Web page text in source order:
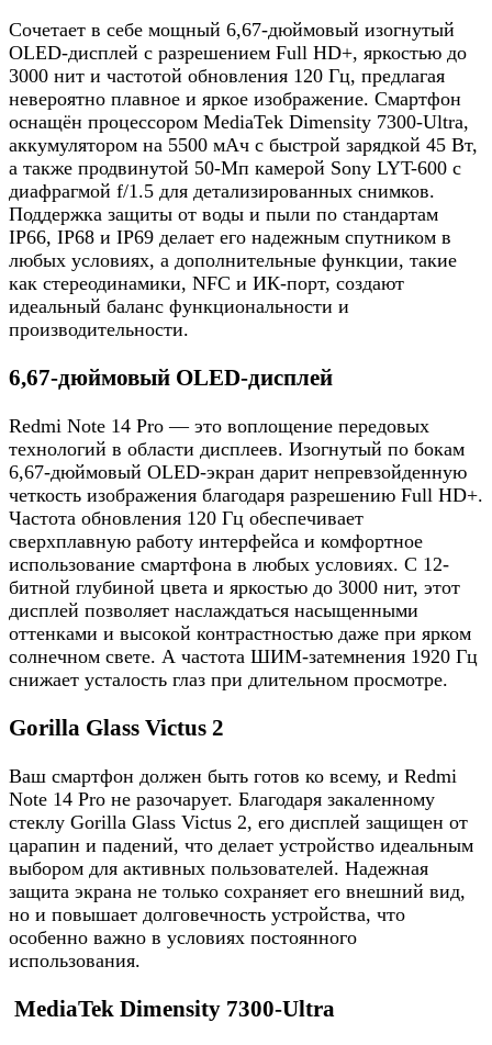
Сочетает в себе мощный 6,67-дюймовый изогнутый
OLED-дисплей с разрешением Full HD+, яркостью до
3000 нит и частотой обновления 120 Гц, предлагая
невероятно плавное и яркое изображение. Смартфон
оснащён процессором MediaTek Dimensity 7300-Ultra,
аккумулятором на 5500 мАч с быстрой зарядкой 45 Вт,
а также продвинутой 50-Мп камерой Sony LYT-600 с
диафрагмой f/1.5 для детализированных снимков.
Поддержка защиты от воды и пыли по стандартам
IP66, IP68 и IP69 делает его надежным спутником в
любых условиях, а дополнительные функции, такие
как стереодинамики, NFC и ИК-порт, создают
идеальный баланс функциональности и
производительности.
6,67-дюймовый OLED-дисплей
Redmi Note 14 Pro — это воплощение передовых
технологий в области дисплеев. Изогнутый по бокам
6,67-дюймовый OLED-экран дарит непревзойденную
четкость изображения благодаря разрешению Full HD+.
Частота обновления 120 Гц обеспечивает
сверхплавную работу интерфейса и комфортное
использование смартфона в любых условиях. С 12-
битной глубиной цвета и яркостью до 3000 нит, этот
дисплей позволяет наслаждаться насыщенными
оттенками и высокой контрастностью даже при ярком
солнечном свете. А частота ШИМ-затемнения 1920 Гц
снижает усталость глаз при длительном просмотре.
Gorilla Glass Victus 2
Ваш смартфон должен быть готов ко всему, и Redmi
Note 14 Pro не разочарует. Благодаря закаленному
стеклу Gorilla Glass Victus 2, его дисплей защищен от
царапин и падений, что делает устройство идеальным
выбором для активных пользователей. Надежная
защита экрана не только сохраняет его внешний вид,
но и повышает долговечность устройства, что
особенно важно в условиях постоянного
использования.
MediaTek Dimensity 7300-Ultra